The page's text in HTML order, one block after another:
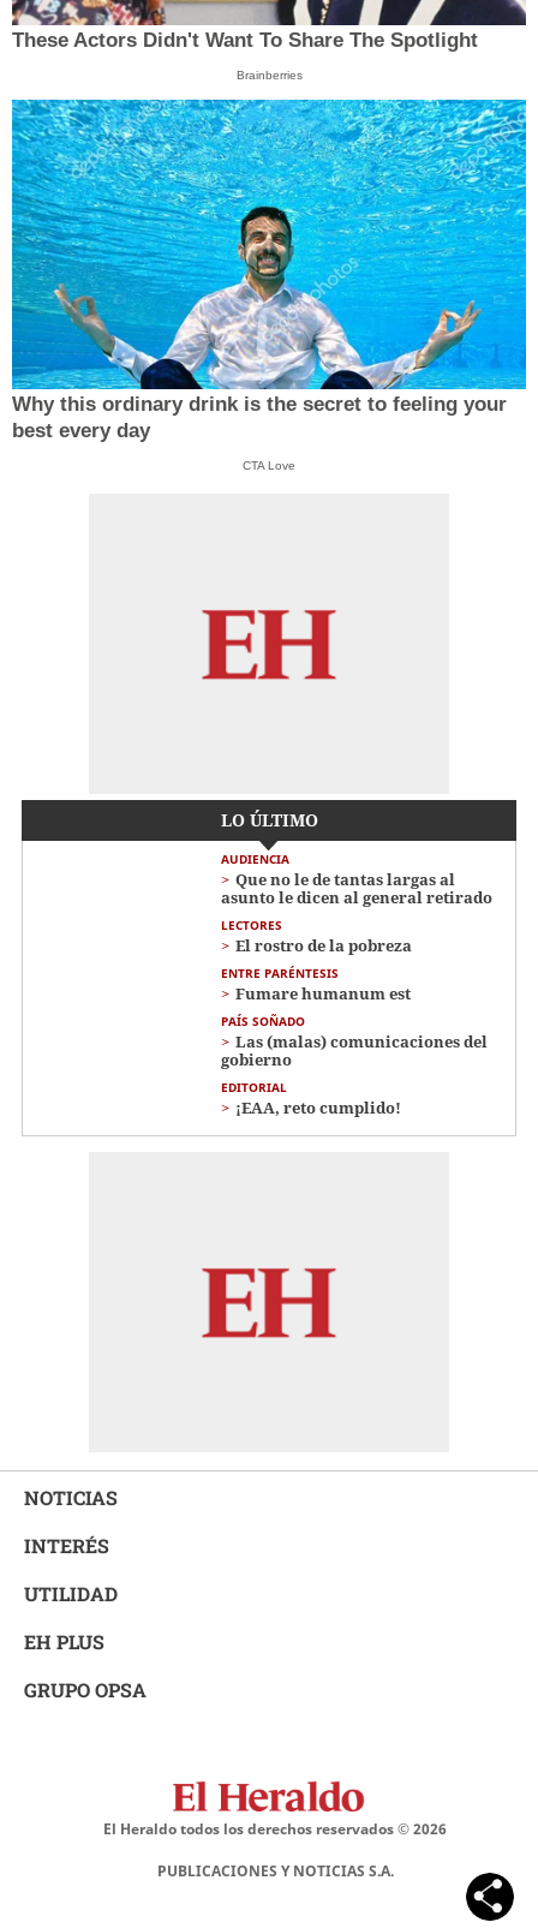
These Actors Didn't Want To Share The Spotlight
Brainberries
Why this ordinary drink is the secret to feeling your
best every day
CTA Love
LO ÚLTIMO
AUDIENCIA
Que no le de tantas largas al
asunto le dicen al general retirado
LECTORES
El rostro de la pobreza
ENTRE PARÉNTESIS
Fumare humanum est
PAÍS SOÑADO
Las (malas) comunicaciones del
gobierno
EDITORIAL
¡EAA, reto cumplido!
NOTICIAS
INTERÉS
UTILIDAD
EH PLUS
GRUPO OPSA
El Heraldo todos los derechos reservados ©2026
PUBLICACIONES Y NOTICIAS S.A.